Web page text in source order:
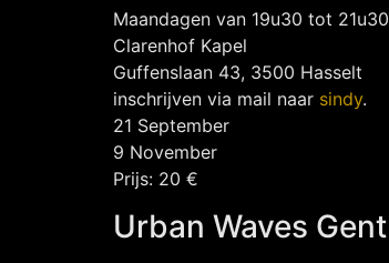
Maandagen van 19u30 tot 21u30
Clarenhof Kapel
Guffenslaan 43, 3500 Hasselt
inschrijven via mail naar sindy.
21 September
9 November
Prijs: 20 €
Urban Waves Gent